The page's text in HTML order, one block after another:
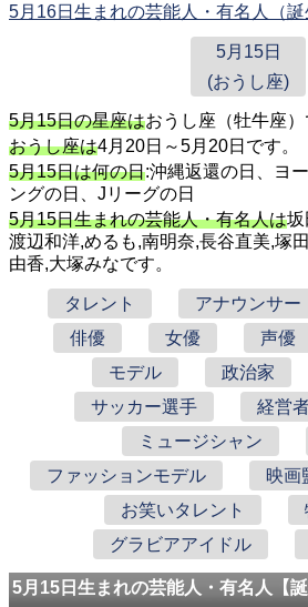
5月16日生まれの芸能人・有名人（誕
5月15日
(おうし座)
5月15日の星座はおうし座（牡牛座）
おうし座は4月20日～5月20日です。
5月15日は何の日:沖縄返還の日、ヨ
ングの日、Jリーグの日
5月15日生まれの芸能人・有名人は坂
渡辺和洋,めるも,南明奈,長谷直美,塚
由香,大塚みなです。
タレント アナウンサー
俳優
女優 声優
モデル
政治家
サッカー選手
経営
ミュージシャン
ファッションモデル
映画
お笑いタレント
グラビアアイドル
5月15日生まれの芸能人・有名人【